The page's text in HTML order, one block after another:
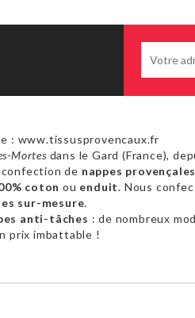
: www.tissusprovencaux.fr
Mortes dans le Gard (France),
confection de nappes provençales
coton ou enduit. Nous
sur-mesure.
anti-tâches : de nombreux
prix imbattable !